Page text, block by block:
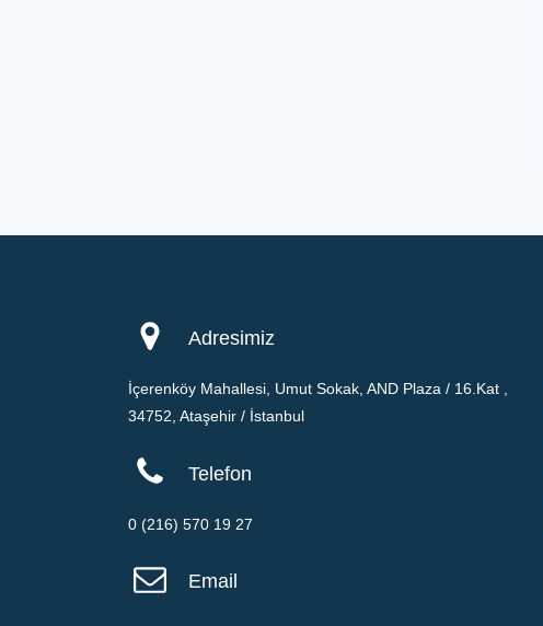
Adresimiz
İçerenköy Mahallesi, Umut Sokak, AND Plaza / 16.Kat ,
34752, Ataşehir / İstanbul
Telefon
0 (216) 570 19 27
Email